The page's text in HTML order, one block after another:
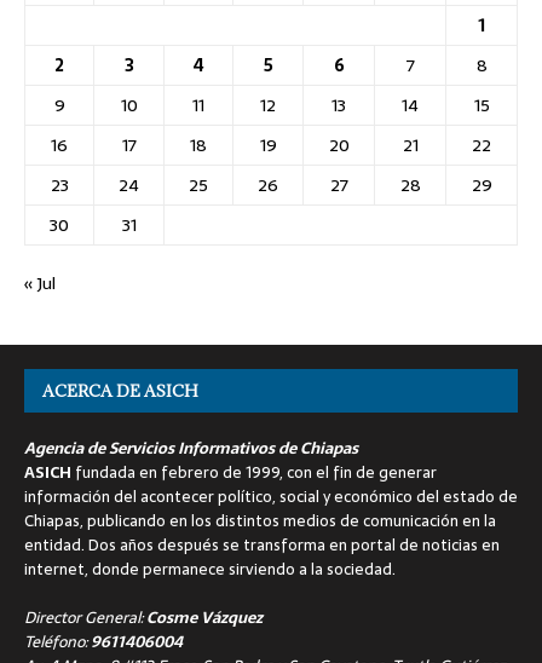
1
2
3 4 5 6 7
8
9
10 11 12 13 14
15
16
17 18 19 20 21
22
23
24 25 26 27 28
29
30
31
« Jul
ACERCA DE ASICH
Agencia de Servicios Informativos de Chiapas
ASICH fundada en febrero de 1999, con el fin de generar
información del acontecer político, social y económico del estado de
Chiapas, publicando en los distintos medios de comunicación en la
entidad. Dos años después se transforma en portal de noticias en
internet, donde permanece sirviendo a la sociedad.
Director General:Cosme Vázquez
Teléfono:9611406004